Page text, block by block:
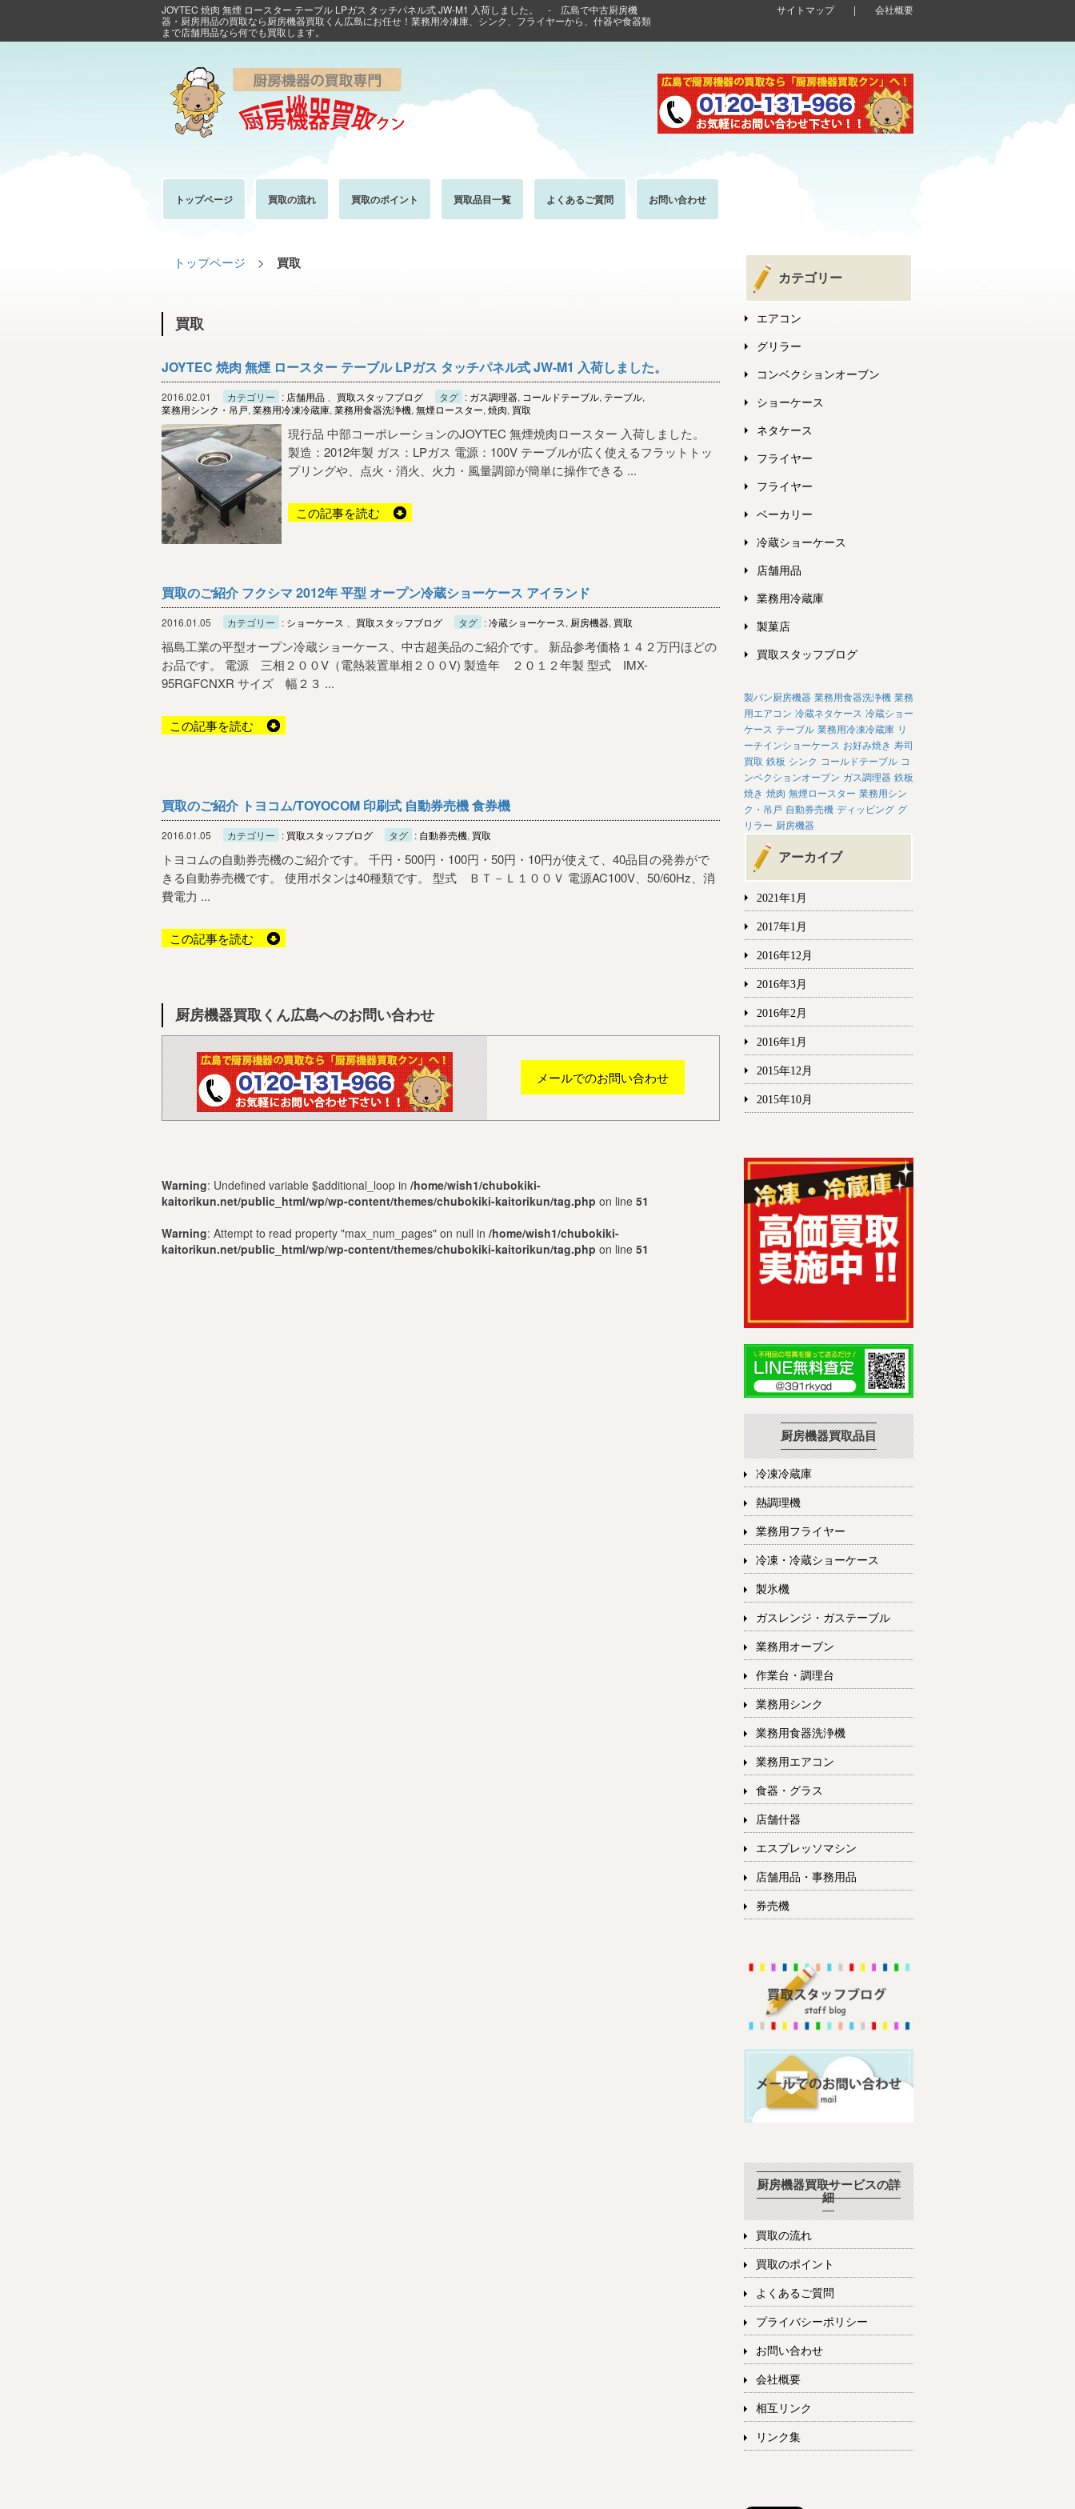
JOYTEC 焼肉 無煙 ロースター テーブル LPガス タッチパネル式 JW-M1 入荷しました。 - 広島で中古厨房機
器・厨房用品の買取なら厨房機器買取くん広島にお任せ！業務用冷凍庫、シンク、フライヤーから、什器や食器類
まで店舗用品なら何でも買取します。
サイトマップ| 会社概要
トップページ 買取の流れ 買取のポイント 買取品目一覧 よくあるご質問 お問い合わせ
トップページ > 買取
買取
JOYTEC 焼肉 無煙 ロースター テーブル LPガス タッチパネル式 JW-M1 入荷しました。
2016.02.01 カテゴリー : 店舗用品 買取スタッフブログ タグ : ガス調理器, コールドテーブル, テーブル,
業務用シンク・吊戸, 業務用冷凍冷蔵庫, 業務用食器洗浄機, 無煙ロースター, 焼肉, 買取
現行品 中部コーポレーションのJOYTEC 無煙焼肉ロースター 入荷しました。
製造：2012年製 ガス：LPガス 電源：100V テーブルが広く使えるフラットトッ
プリングや、点火・消火、火力・風量調節が簡単に操作できる ...
この記事を読む
買取のご紹介 フクシマ 2012年 平型 オープン冷蔵ショーケース アイランド
2016.01.05 カテゴリー : ショーケース 買取スタッフブログ タグ :冷蔵ショーケース, 厨房機器, 買取
福島工業の平型オープン冷蔵ショーケース、中古超美品のご紹介です。 新品参考価格１４２万円ほどの
お品です。 電源 三相２００V（電熱装置単相２００V) 製造年 ２０１２年製 型式 IMX-
95RGFCNXR サイズ 幅２３ ...
この記事を読む
買取のご紹介 トヨコム/TOYOCOM 印刷式 自動券売機 食券機
2016.01.05 カテゴリー : 買取スタッフブログ タグ : 自動券売機, 買取
トヨコムの自動券売機のご紹介です。 千円・500円・100円・50円・10円が使えて、40品目の発券がで
きる自動券売機です。 使用ボタンは40種類です。 型式 ＢＴ－Ｌ１００Ｖ 電源AC100V、50/60Hz、消
費電力 ...
この記事を読む
厨房機器買取くん広島へのお問い合わせ
メールでのお問い合わせ
Warning: Undefined variable $additional_loop in /home/wish1/chubokiki-
kaitorikun.net/public_html/wp/wp-content/themes/chubokiki-kaitorikun/tag.php on line 51
Warning: Attempt to read property "max_num_pages" on null in /home/wish1/chubokiki-
kaitorikun.net/public_html/wp/wp-content/themes/chubokiki-kaitorikun/tag.php on line 51
カテゴリー
エアコン
グリラー
コンベクションオーブン
ショーケース
ネタケース
フライヤー
フライヤー
ベーカリー
冷蔵ショーケース
店舗用品
業務用冷蔵庫
製菓店
買取スタッフブログ
製パン厨房機器 業務用食器洗浄機 業務
用エアコン 冷蔵ネタケース 冷蔵ショー
ケース テーブル 業務用冷凍冷蔵庫 リ
ーチインショーケース お好み焼き 寿司
買取 鉄板 シンク コールドテーブル コ
ンベクションオーブン ガス調理器 鉄板
焼き 焼肉 無煙ロースター 業務用シン
ク・吊戸 自動券売機 ディッピング グ
リラー 厨房機器
アーカイブ
2021年1月
2017年1月
2016年12月
2016年3月
2016年2月
2016年1月
2015年12月
2015年10月
厨房機器買取品目
冷凍冷蔵庫
熱調理機
業務用フライヤー
冷凍・冷蔵ショーケース
製氷機
ガスレンジ・ガステーブル
業務用オーブン
作業台・調理台
業務用シンク
業務用食器洗浄機
業務用エアコン
食器・グラス
店舗什器
エスプレッソマシン
店舗用品・事務用品
券売機
厨房機器買取サービスの詳
細
買取の流れ
買取のポイント
よくあるご質問
プライバシーポリシー
お問い合わせ
会社概要
相互リンク
リンク集